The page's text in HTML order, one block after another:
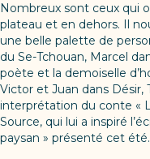
Nombreux sont ceux qui
plateau et en dehors. Il
une belle palette de
du Se-Tchouan, Marcel
poète et la demoiselle
Victor et Juan dans Désir,
interprétation du conte «
Source, qui lui a inspiré
paysan » présenté cet été.